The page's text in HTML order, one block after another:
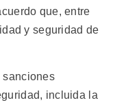
que, entre
y seguridad de
sanciones
incluida la